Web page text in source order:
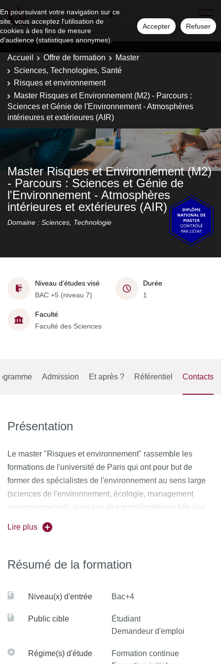
En poursuivant votre navigation sur ce
site, vous acceptez l'utilisation de
cookies à des fins de mesure
d'audience (statistiques anonymes).
Accepter Refuser
Accueil Offre de formation
Master
Sciences, Technologies, Santé
Risques et environnement
Master Risques et Environnement (M2) - Parcours :
Sciences et Génie de l'Environnement - Atmosphères
intérieures et extérieures (AIR)
Master Risques et Environnement (M2)
- Parcours : Sciences et Génie de
l'Environnement - Atmosphères
intérieures et extérieures (AIR)
Domaine : Sciences, Technologie
Niveau d'études visé
BAC +5 (niveau 7)
Durée
1
Faculté
Faculté des Sciences
Admission Et après ? Référentiel Contacts
Présentation
Le master "Risques et environnement" rassemble les
formations de l'université de Paris qui ont pour but de
former des spécialistes de l'environnement au sens large
(sciences de l'environnement, écologie, management
environnemental), ainsi que des problématiques liés aux
risques environnementaux (inondations, tempêtes, impact
des industries..). Cette offre permet ainsi aux étudiants
les risques et l'environnement et de bénéficier de
Le parcours "Sciences et Génie de l'Environnement" est un
rassemble les formations de l'université de Paris qui ont
pour but de former des spécialistes de l'environnement au
sens large (sciences de l'environnement, écologie,
Lire plus
Résumé de la formation
Niveau(x) d'entrée Bac+4
Public cible
Étudiant
Demandeur d'emploi
Régime(s) d'étude
Formation continue